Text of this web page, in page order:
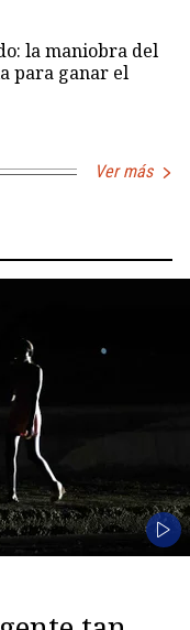
la maniobra del
para ganar el
Ver más